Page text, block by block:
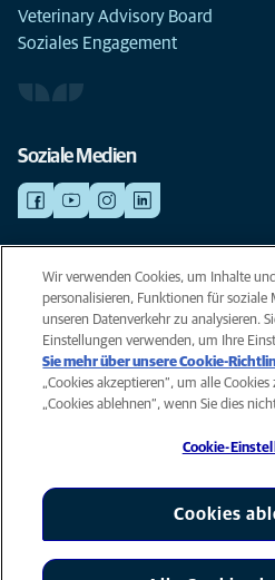
Veterinary Advisory Board
Soziales Engagement
Soziale Medien
NOTDIENSTE
Finden Sie hier Standorte mit
Versorgung verdient.
Privacy
Legal
AniCura ist eine
Wir verwenden Cookies, um Inhalte
personalisieren, Funktionen für soziale
unseren Datenverkehr zu analysieren.
Einstellungen verwenden, um Ihre
Sie mehr über unsere Cookie-
„Cookies akzeptieren“, um alle
„Cookies ablehnen“, wenn Sie dies
Cookie-
Cookies